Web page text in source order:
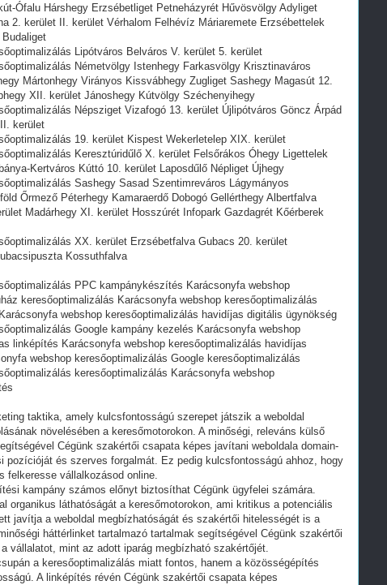
Ófalu Hárshegy Erzsébetliget Petneházyrét Hűvösvölgy Adyliget
2. kerület II. kerület Vérhalom Felhévíz Máriaremete Erzsébettelek
Lipótváros Belváros V. kerület 5. kerület
Németvölgy Istenhegy Farkasvölgy Krisztinaváros
Mártonhegy Virányos Kissvábhegy Zugliget Sashegy Magasút 12.
XII. kerület Jánoshegy Kútvölgy Széchenyihegy
Népsziget Vizafogó 13. kerület Újlipótváros Göncz Árpád
kerület
19. kerület Kispest Wekerletelep XIX. kerület
Keresztúridűlő X. kerület Felsőrákos Óhegy Ligettelek
Kertváros Kúttó 10. kerület Laposdűlő Népliget Újhegy
Sashegy Sasad Szentimreváros Lágymányos
Őrmező Péterhegy Kamaraerdő Dobogó Gellérthegy Albertfalva
Madárhegy XI. kerület Hosszúrét Infopark Gazdagrét Kőérberek
XX. kerület Erzsébetfalva Gubacs 20. kerület
Kossuthfalva
PPC kampánykészítés Karácsonyfa webshop
keresőoptimalizálás Karácsonyfa webshop keresőoptimalizálás
webshop keresőoptimalizálás havidíjas digitális ügynökség
Google kampány kezelés Karácsonyfa webshop
linképítés Karácsonyfa webshop keresőoptimalizálás havidíjas
webshop keresőoptimalizálás Google keresőoptimalizálás
keresőoptimalizálás Karácsonyfa webshop
taktika, amely kulcsfontosságú szerepet játszik a weboldal
növelésében a keresőmotorokon. A minőségi, releváns külső
Cégünk szakértői csapata képes javítani weboldala domain-
pozícióját és szerves forgalmát. Ez pedig kulcsfontosságú ahhoz, hogy
felkeresse vállalkozásod online.
kampány számos előnyt biztosíthat Cégünk ügyfelei számára.
organikus láthatóságát a keresőmotorokon, ami kritikus a potenciális
javítja a weboldal megbízhatóságát és szakértői hitelességét is a
háttérlinket tartalmazó tartalmak segítségével Cégünk szakértői
vállalatot, mint az adott iparág megbízható szakértőjét.
a keresőoptimalizálás miatt fontos, hanem a közösségépítés
A linképítés révén Cégünk szakértői csapata képes